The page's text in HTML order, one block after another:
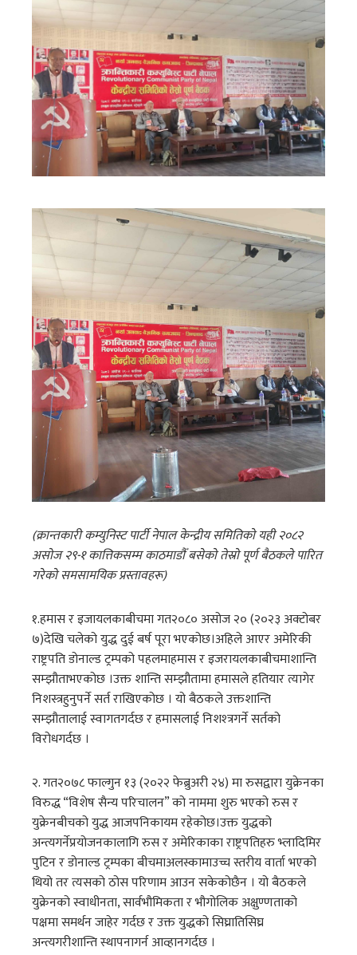
(क्रान्तकारी कम्युनिस्ट पार्टी नेपाल केन्द्रीय समितिकाे यही २०८२
असाेज २९-१ कात्तिकसम्म काठमाडाैँ बसेकाे तेस्राे पूर्ण बैठकले पारित
गरेकाे समसामयिक प्रस्तावहरू)
१.हमास र इजायलकाबीचमा गत२०८० असोज २० (२०२३ अक्टोबर
७)देखि चलेको युद्ध दुई बर्ष पूरा भएकोछ।अहिले आएर अमेरिकी
राष्ट्रपति डोनाल्ड ट्रम्पको पहलमाहमास र इजरायलकाबीचमाशान्ति
सम्झौताभएकोछ ।उक्त शान्ति सम्झौतामा हमासले हतियार त्यागेर
निशस्त्रहुनुपर्ने सर्त राखिएकोछ । यो बैठकले उक्तशान्ति
सम्झौतालाई स्वागतगर्दछ र हमासलाई निशश्त्रगर्ने सर्तको
विरोधगर्दछ ।
२. गत२०७८ फाल्गुन १३ (२०२२ फेब्रुअरी २४) मा रुसद्वारा युक्रेनका
विरुद्ध “विशेष सैन्य परिचालन” को नाममा शुरु भएको रुस र
युक्रेनबीचको युद्ध आजपनिकायम रहेकोछ।उक्त युद्धको
अन्त्यगर्नेप्रयोजनकालागि रुस र अमेरिकाका राष्ट्रपतिहरु भ्लादिमिर
पुटिन र डोनाल्ड ट्रम्पका बीचमाअलस्कामाउच्च स्तरीय वार्ता भएको
थियो तर त्यसको ठोस परिणाम आउन सकेकोछैन । यो बैठकले
युक्रेनको स्वाधीनता, सार्वभौमिकता र भौगोलिक अक्षुण्णताको
पक्षमा समर्थन जाहेर गर्दछ र उक्त युद्धको सिघ्रातिसिघ्र
अन्त्यगरीशान्ति स्थापनागर्न आव्हानगर्दछ ।